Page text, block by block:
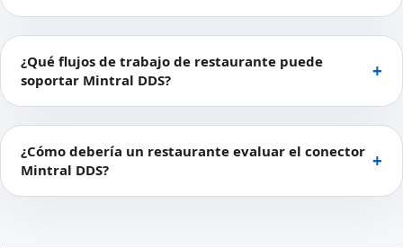
¿Qué flujos de trabajo de restaurante puede
soportar Mintral DDS?
¿Cómo debería un restaurante evaluar el conector
Mintral DDS?